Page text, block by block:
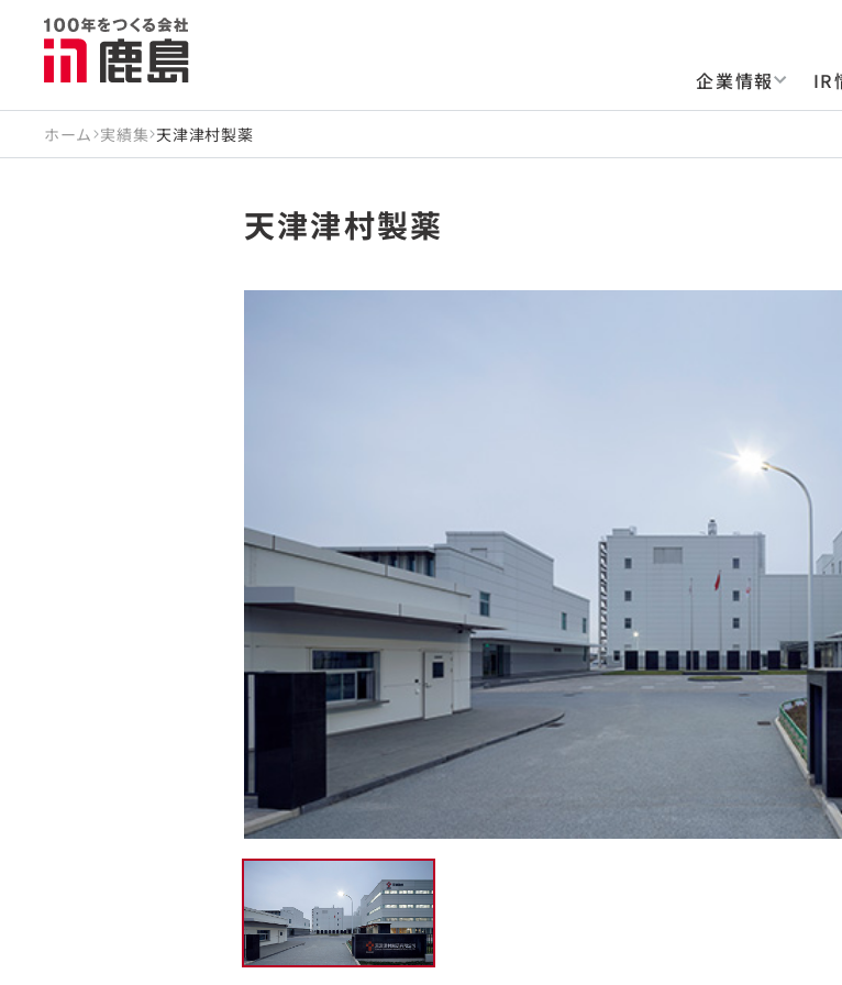
企業情報 IR
ホーム 実績集 天津津村製薬
天津津村製薬